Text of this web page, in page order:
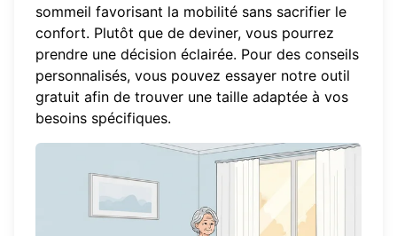
sommeil favorisant la mobilité sans sacrifier le
confort. Plutôt que de deviner, vous pourrez
prendre une décision éclairée. Pour des conseils
personnalisés, vous pouvez essayer notre outil
gratuit afin de trouver une taille adaptée à vos
besoins spécifiques.